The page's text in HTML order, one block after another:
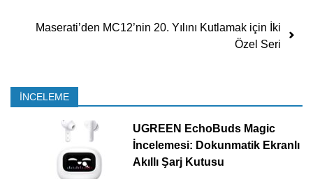
Maserati’den MC12’nin 20. Yılını Kutlamak için İki
Özel Seri
İNCELEME
UGREEN EchoBuds Magic
İncelemesi: Dokunmatik Ekranlı
Akıllı Şarj Kutusu